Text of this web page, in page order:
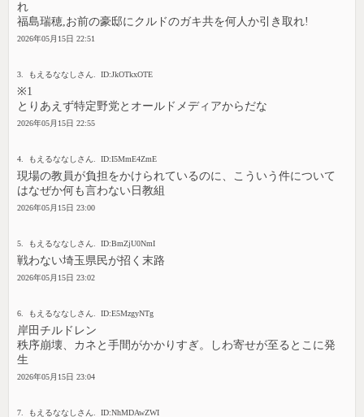
れ
福島瑞穂,お前の豪邸にクルドのガキ共を何人か引き取れ!
2026年05月15日 22:51
3. もえるななしさん. ID:JkOTkxOTE
※1
とりあえず特定野党とオールドメディアからだな
2026年05月15日 22:55
4. もえるななしさん. ID:I5MmE4ZmE
現場の教員が負担をかけられているのに、こういう件について
はなぜか何も言わない日教組
2026年05月15日 23:00
5. もえるななしさん. ID:BmZjU0NmI
戦わない埼玉県民が招く末路
2026年05月15日 23:02
6. もえるななしさん. ID:E5MzgyNTg
岸田チルドレン
秩序崩壊、カネと手間がかかりすぎ。しわ寄せが至るとこに発
生
2026年05月15日 23:04
7. もえるななしさん. ID:NhMDAwZWI